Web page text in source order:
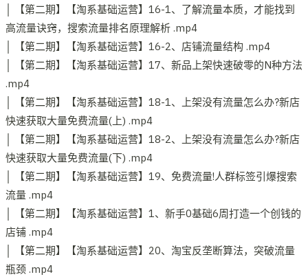
│ 【第二期】【淘系基础运营】16-1、了解流量本质，才能找到
高流量诀窍，搜索流量排名原理解析 .mp4
│ 【第二期】【淘系基础运营】16-2、店铺流量结构 .mp4
│ 【第二期】【淘系基础运营】17、新品上架快速破零的N种方法
.mp4
│ 【第二期】【淘系基础运营】18-1、上架没有流量怎么办?新店
快速获取大量免费流量(上) .mp4
│ 【第二期】【淘系基础运营】18-2、上架没有流量怎么办?新店
快速获取大量免费流量(下) .mp4
│ 【第二期】【淘系基础运营】19、免费流量!人群标签引爆搜索
流量 .mp4
│ 【第二期】【淘系基础运营】1、新手0基础6周打造一个创钱的
店铺 .mp4
│ 【第二期】【淘系基础运营】20、淘宝反垄断算法，突破流量
瓶颈 .mp4